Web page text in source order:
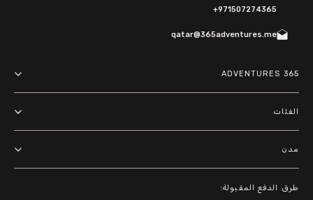
+971507274365
qatar@365adventures.me
365 ADVENTURES
Privacy Policy
الفئات
باقات
مدن
طرق الدفع المقبولة: